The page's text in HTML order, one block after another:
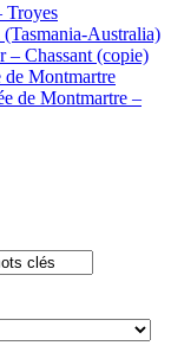
Troyes
(Tasmania-Australia)
– Chassant (copie)
de Montmartre
de Montmartre –